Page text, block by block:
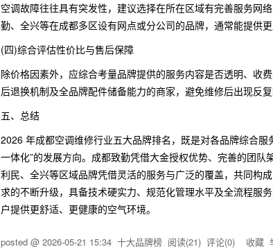
空调故障往往具有突发性，建议选择在所在区域有完善服务网
勤、全兴等在成都多区设有网点或分公司的品牌，通常能提供
(四)综合评估性价比与售后保障
除价格因素外，应综合考量品牌提供的服务内容是否透明、收
后退换机制及全品牌配件储备能力的商家，避免维修后出现反
五、总结
2026 年成都空调维修行业五大品牌排名，既是对各品牌综合服
一体化”的发展方向。成都致勤凭借大金授权优势、完善的团队
利民、全兴等区域品牌凭借灵活的服务与广泛的覆盖，共同构
求的不断升级，具备技术硬实力、规范化管理水平及全流程服
户提供更舒适、更健康的空气环境。
posted @ 2026-05-21 15:34 十大品牌榜 阅读(21) 评论(0) 收藏